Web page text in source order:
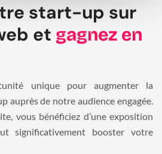
start-up sur
et gagnez en
unique pour augmenter la
auprès de notre audience engagée.
vous bénéficiez d’une exposition
significativement booster votre